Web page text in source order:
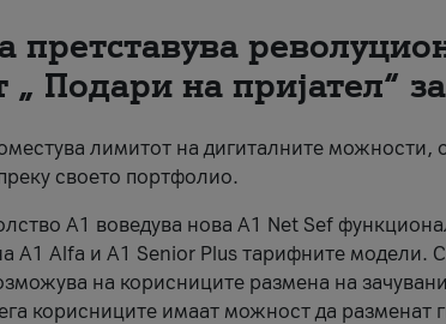
претставува
„ Подари на пријател“
лимитот на дигиталните можности,
своето портфолио.
А1 воведува нова A1 Net Sef
А1 Alfa и A1 Senior Plus тарифните модели.
на корисниците размена на
корисниците имаат можност да разменат